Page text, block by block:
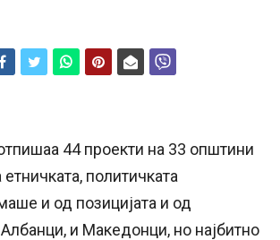
44 проекти на 33 општини
политичката
и од позицијата и од
Албанци, и Македонци, но најбитно